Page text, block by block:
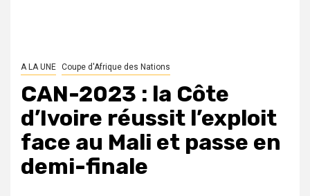
A LA UNE Coupe d'Afrique des Nations
CAN-2023 : la Côte
d’Ivoire réussit l’exploit
face au Mali et passe en
demi-finale